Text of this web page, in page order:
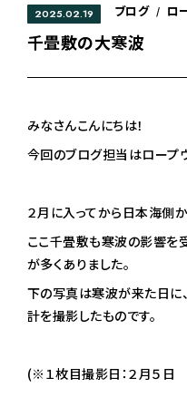
2025.02.19 ブログ / ロ
千畳敷の大寒波
みなさんこんにちは！
今回のブログ担当はロープ
２月に入ってから日本海側
ここ千畳敷も寒波の影響を
が多くありました。
下の写真は寒波が来た日に
計を撮影したものです。
(※１枚目撮影日：２月５日